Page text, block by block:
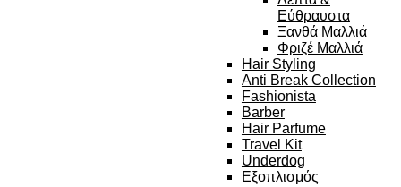
Εύθραυστα
Ξανθά Μαλλιά
Φριζέ Μαλλιά
Hair Styling
Anti Break Collection
Fashionista
Barber
Hair Parfume
Travel Kit
Underdog
Εξοπλισμός